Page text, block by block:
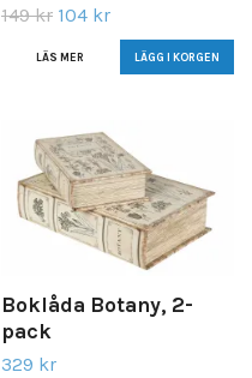
149 kr 104 kr
LÄS MER
Boklåda Botany, 2-
pack
329 kr